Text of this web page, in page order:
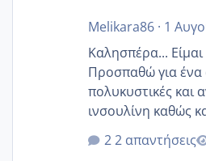
Melikara86· 1
Καλησπέρα...
Προσπαθώ για ένα
πολυκυστικές και
ινσουλίνη καθώς
κιλά παραπάνω
δεν χάνω εύκολα! Προσπαθώ για ακόμη
2 απαντήσεις